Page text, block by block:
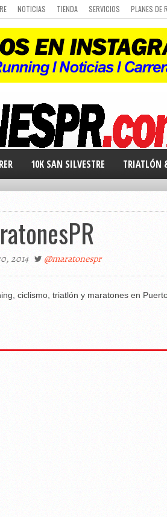
NOTICIAS TIENDA SERVICIOS PLANES DE
CARRERAS Q&A CURSO DE RUNNING
10K SAN SILVESTRE TRIATLÓN
2014 @maratonespr
ciclismo, triatlón y maratones en